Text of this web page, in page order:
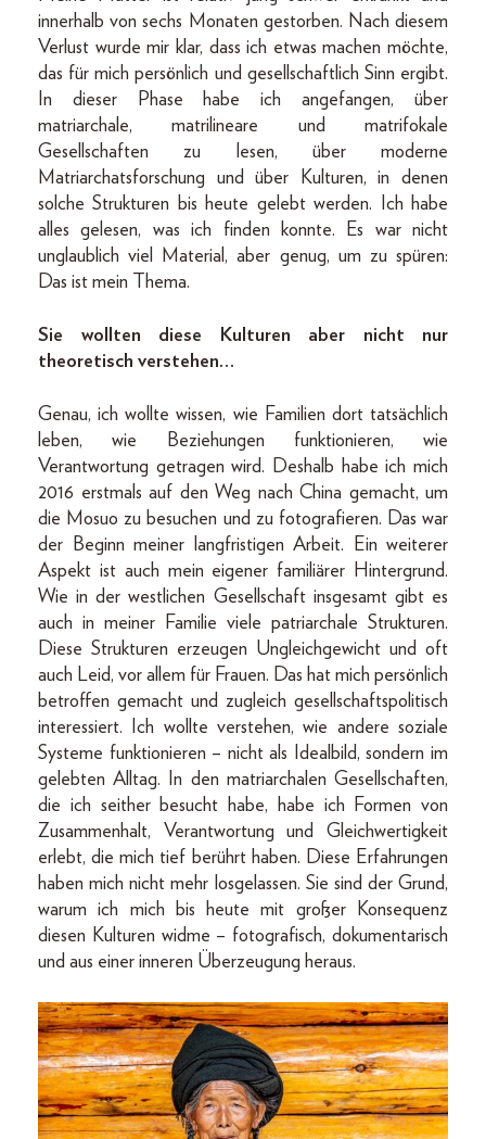
innerhalb von sechs Monaten gestorben. Nach diesem
Verlust wurde mir klar, dass ich etwas machen möchte,
das für mich persönlich und gesellschaftlich Sinn ergibt.
In dieser Phase habe ich angefangen, über
matriarchale, matrilineare und matrifokale
Gesellschaften zu lesen, über moderne
Matriarchatsforschung und über Kulturen, in denen
solche Strukturen bis heute gelebt werden. Ich habe
alles gelesen, was ich finden konnte. Es war nicht
unglaublich viel Material, aber genug, um zu spüren:
Das ist mein Thema.
Sie wollten diese Kulturen aber nicht nur
theoretisch verstehen…
Genau, ich wollte wissen, wie Familien dort tatsächlich
leben, wie Beziehungen funktionieren, wie
Verantwortung getragen wird. Deshalb habe ich mich
2016 erstmals auf den Weg nach China gemacht, um
die Mosuo zu besuchen und zu fotografieren. Das war
der Beginn meiner langfristigen Arbeit. Ein weiterer
Aspekt ist auch mein eigener familiärer Hintergrund.
Wie in der westlichen Gesellschaft insgesamt gibt es
auch in meiner Familie viele patriarchale Strukturen.
Diese Strukturen erzeugen Ungleichgewicht und oft
auch Leid, vor allem für Frauen. Das hat mich persönlich
betroffen gemacht und zugleich gesellschaftspolitisch
interessiert. Ich wollte verstehen, wie andere soziale
Systeme funktionieren – nicht als Idealbild, sondern im
gelebten Alltag. In den matriarchalen Gesellschaften,
die ich seither besucht habe, habe ich Formen von
Zusammenhalt, Verantwortung und Gleichwertigkeit
erlebt, die mich tief berührt haben. Diese Erfahrungen
haben mich nicht mehr losgelassen. Sie sind der Grund,
warum ich mich bis heute mit großer Konsequenz
diesen Kulturen widme – fotografisch, dokumentarisch
und aus einer inneren Überzeugung heraus.